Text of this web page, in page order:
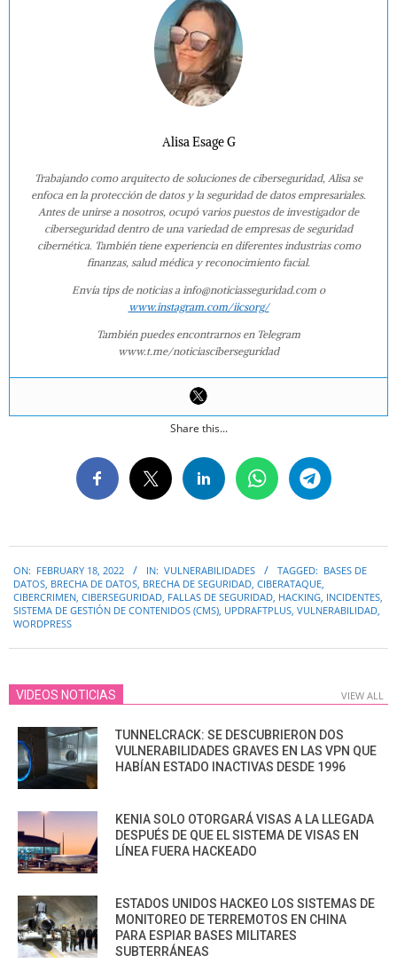
Alisa Esage G
Trabajando como arquitecto de soluciones de ciberseguridad, Alisa se
enfoca en la protección de datos y la seguridad de datos empresariales.
Antes de unirse a nosotros, ocupó varios puestos de investigador de
ciberseguridad dentro de una variedad de empresas de seguridad
cibernética. También tiene experiencia en diferentes industrias como
finanzas, salud médica y reconocimiento facial.
Envía tips de noticias a info@noticiasseguridad.com o
www.instagram.com/iicsorg/
También puedes encontrarnos en Telegram
www.t.me/noticiasciberseguridad
Share this...
02-
18
ON: FEBRUARY 18, 2022 IN: VULNERABILIDADES TAGGED: BASES DE
DATOS, BRECHA DE DATOS, BRECHA DE SEGURIDAD, CIBERATAQUE,
CIBERCRIMEN, CIBERSEGURIDAD, FALLAS DE SEGURIDAD, HACKING, INCIDENTES,
SISTEMA DE GESTIÓN DE CONTENIDOS (CMS), UPDRAFTPLUS, VULNERABILIDAD,
WORDPRESS
VIDEOS NOTICIAS VIEW ALL
TUNNELCRACK: SE DESCUBRIERON DOS
VULNERABILIDADES GRAVES EN LAS VPN QUE
HABÍAN ESTADO INACTIVAS DESDE 1996
KENIA SOLO OTORGARÁ VISAS A LA LLEGADA
DESPUÉS DE QUE EL SISTEMA DE VISAS EN
LÍNEA FUERA HACKEADO
ESTADOS UNIDOS HACKEO LOS SISTEMAS DE
MONITOREO DE TERREMOTOS EN CHINA
PARA ESPIAR BASES MILITARES
SUBTERRÁNEAS